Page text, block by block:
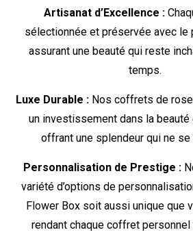
Artisanat d’Excellence :
sélectionnée et préservée avec le
assurant une beauté qui reste
temps.
Luxe Durable : Nos coffrets de
un investissement dans la beauté
offrant une splendeur qui ne se
Personnalisation de Prestige :
variété d’options de
Flower Box soit aussi unique que
rendant chaque coffret personnel